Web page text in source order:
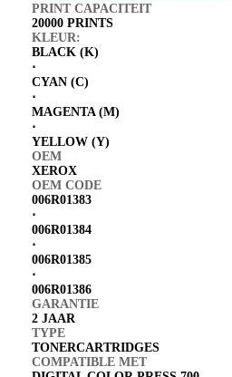
PRINT CAPACITEIT
20000 PRINTS
KLEUR:
BLACK (K)
⋅
CYAN (C)
⋅
MAGENTA (M)
⋅
YELLOW (Y)
OEM
XEROX
OEM CODE
006R01383
⋅
006R01384
⋅
006R01385
⋅
006R01386
GARANTIE
2 JAAR
TYPE
TONERCARTRIDGES
COMPATIBLE MET